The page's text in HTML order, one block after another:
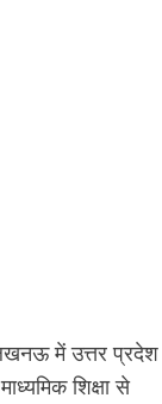
में उत्तर प्रदेश
शिक्षा से